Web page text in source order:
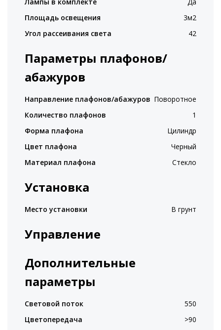
Площадь освещения
3м2
Угол рассеивания света
42
Параметры плафонов/
абажуров
Направление плафонов/абажуров Поворотное
Количество плафонов
1
Форма плафона
Цилиндр
Цвет плафона
Черный
Материал плафона
Стекло
Установка
Место установки В грунт
Управление
Дополнительные
параметры
Световой поток
550
Цветопередача
>90